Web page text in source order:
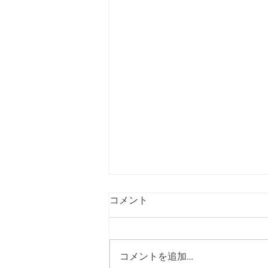
コメント
コメントを追加…